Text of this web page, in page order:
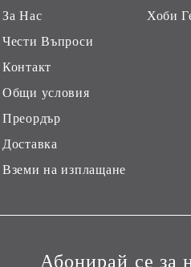
За Нас
Чести Въпроси
Контакт
Общи условия
Преордър
Доставка
Вземи на изплащане
Хоби
Абонирай се за